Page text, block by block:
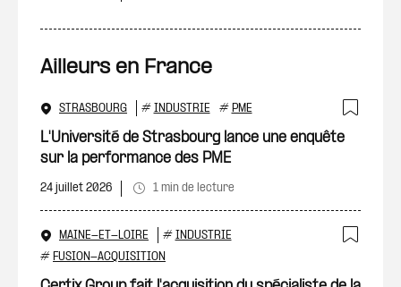
Ailleurs en France
STRASBOURG # INDUSTRIE # PME
L'Université de Strasbourg lance une enquête
sur la performance des PME
24 juillet 2026 1 min de lecture
MAINE-ET-LOIRE # INDUSTRIE
# FUSION-ACQUISITION